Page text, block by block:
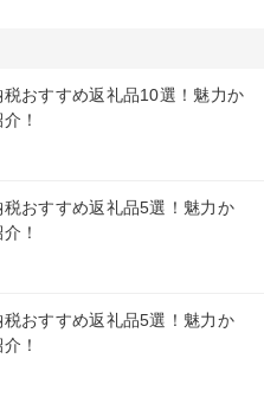
おすすめ返礼品10選！魅力か
！
おすすめ返礼品5選！魅力か
！
おすすめ返礼品5選！魅力か
！